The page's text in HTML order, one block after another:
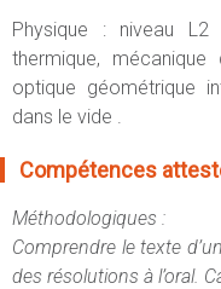
Physique : niveau
thermique,
optique géométrique
dans le vide .
Compétences
Méthodologiques :
Comprendre le texte
des résolutions à l’oral.